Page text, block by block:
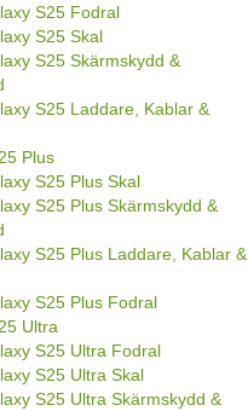
S25 Fodral
S25 Skal
S25 Skärmskydd &
S25 Laddare, Kablar &
Plus
S25 Plus Skal
S25 Plus Skärmskydd &
S25 Plus Laddare, Kablar &
S25 Plus Fodral
Ultra
S25 Ultra Fodral
S25 Ultra Skal
S25 Ultra Skärmskydd &